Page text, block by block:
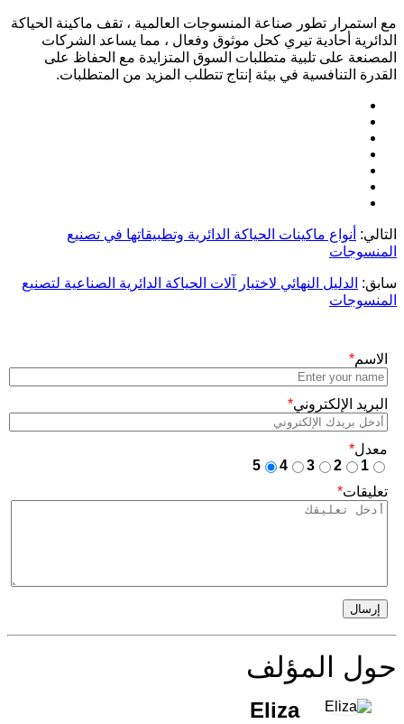
مع استمرار تطور صناعة المنسوجات العالمية ، تقف ماكينة الحياكة
الدائرية أحادية تيري كحل موثوق وفعال ، مما يساعد الشركات
المصنعة على تلبية متطلبات السوق المتزايدة مع الحفاظ على
القدرة التنافسية في بيئة إنتاج تتطلب المزيد من المتطلبات.
التالي: أنواع ماكينات الحياكة الدائرية وتطبيقاتها في تصنيع
المنسوجات
سابق: الدليل النهائي لاختيار آلات الحياكة الدائرية الصناعية لتصنيع
المنسوجات
الاسم*
البريد الإلكتروني*
معدل*
1
2
3
4
5
تعليقات*
إرسال
حول المؤلف
Eliza